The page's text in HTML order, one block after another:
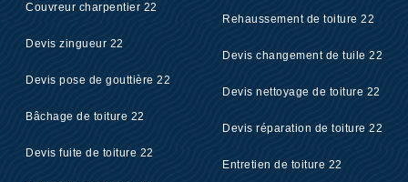
Couvreur charpentier 22
Devis zingueur 22
Devis pose de gouttière 22
Bâchage de toiture 22
Devis fuite de toiture 22
Rehaussement de toiture 22
Devis changement de tuile 22
Devis nettoyage de toiture 22
Devis réparation de toiture 22
Entretien de toiture 22